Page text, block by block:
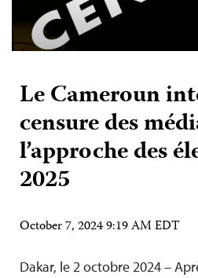
Le Cameroun
censure des
l’approche des
2025
October 7, 2024 9:19 AM EDT
Dakar, le 2 octobre 2024 –